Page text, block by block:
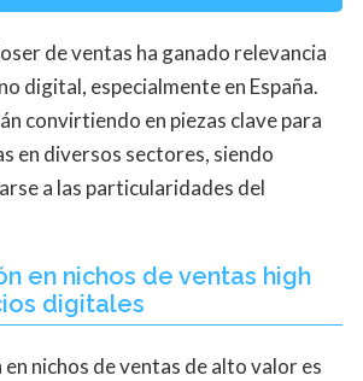
de ventas ha ganado relevancia
digital, especialmente en España.
convirtiendo en piezas clave para
en diversos sectores, siendo
a las particularidades del
en nichos de ventas high
digitales
en nichos de ventas de alto valor es